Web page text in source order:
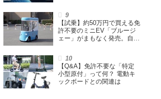
結
【試乗】約50万円で買える免
許不要のミニEV「ブルージ
ェー」がまもなく発売。自転
展開
【Q&A】免許不要な「特定
小型原付」って何？ 電動キ
ックボードとの関連は